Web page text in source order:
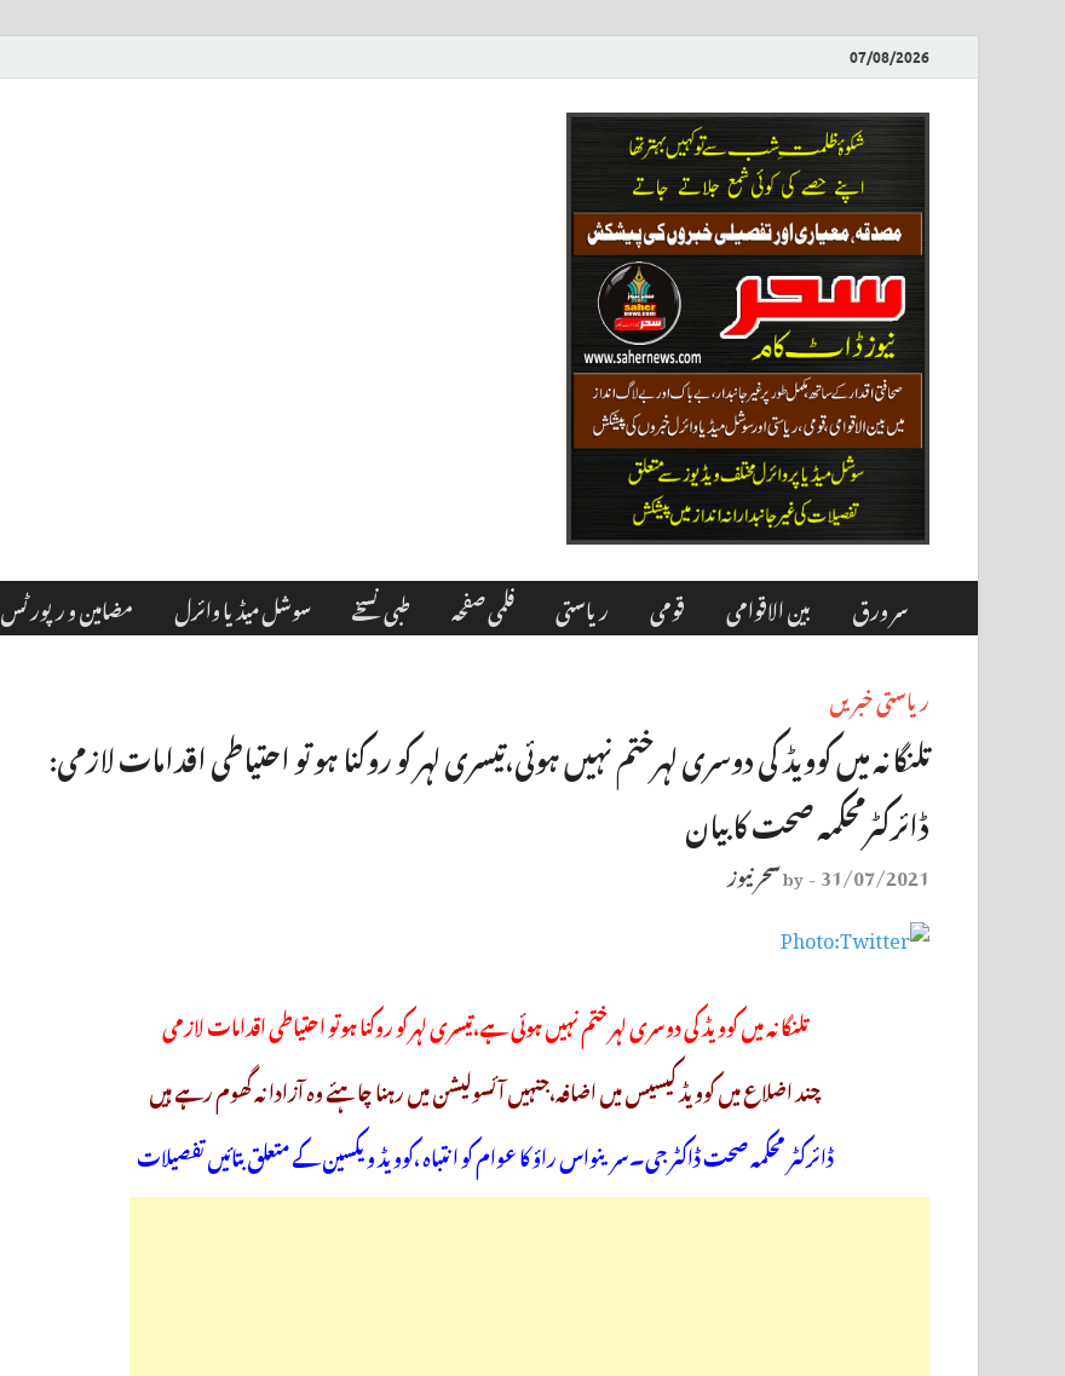
07/08/2026
سر ورق بین الاقوامی قومی ریاستی فلمی صفحہ طبی نسخے سوشل میڈیا وائرل مضامین و رپورٹس
ریاستی خبریں
تلنگانہ میں کوویڈ کی دوسری لہرختم نہیں ہوئی،تیسری لہر کو روکنا ہو تو احتیاطی اقدامات لازمی:
ڈائرکٹرمحکمہ صحت کا بیان
31/07/2021
-
byسحر نیوز
تلنگانہ میں کوویڈ کی دوسری لہر ختم نہیں ہوئی ہے،تیسری لہر کو روکنا ہوتو احتیاطی اقدامات لازمی
چند اضلاع میں کوویڈ کیسیس میں اضافہ،جنہیں آئسولیشن میں رہنا چاہئے وہ آزادانہ گھوم رہے ہیں
ڈائرکٹر محکمہ صحت ڈاکٹر جی۔سرینواس راؤ کا عوام کو انتباہ ،کوویڈ ویکسین کے متعلق بتائیں تفصیلات